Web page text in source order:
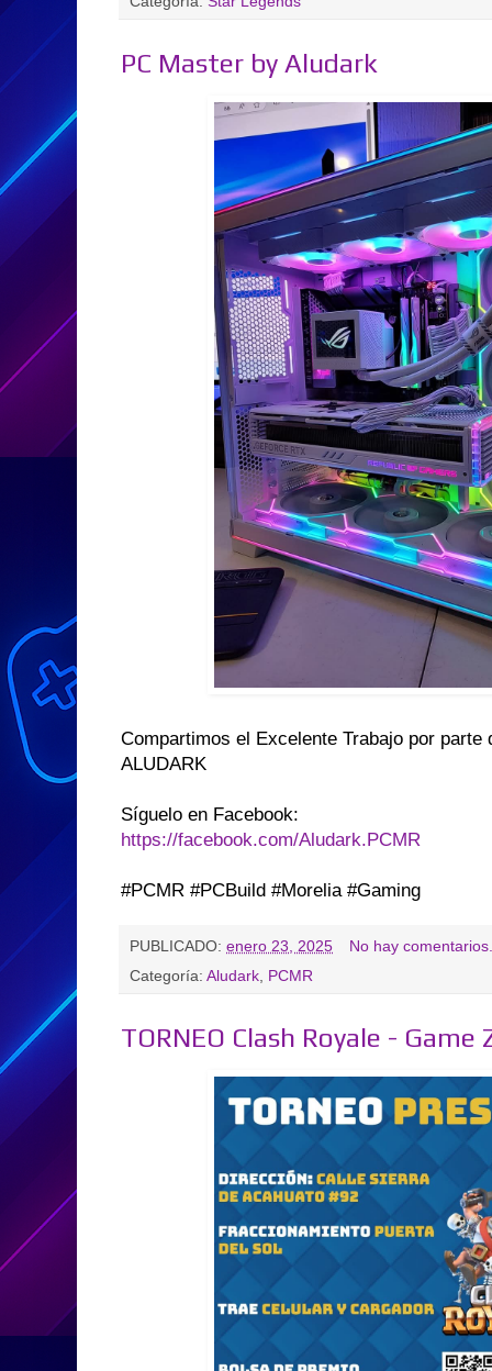
PC Master by Aludark
Compartimos el Excelente Trabajo por parte
ALUDARK
Síguelo en Facebook:
https://facebook.com/Aludark.PCMR
#PCMR #PCBuild #Morelia #Gaming
PUBLICADO: enero 23, 2025
No hay
Categoría: Aludark PCMR
TORNEO Clash Royale -